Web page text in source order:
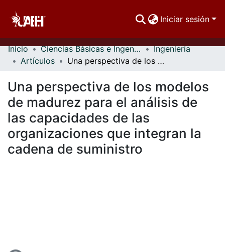
Iniciar sesión
Comunidades
Estadísticas
Inicio Ciencias Básicas e Ingeniería
Ingeniería
Artículos
Una perspectiva de los modelos de madurez para el análisis de las capacidades de las organizaciones que integran la cadena de suministro
Una perspectiva de los modelos
de madurez para el análisis de
las capacidades de las
organizaciones que integran la
cadena de suministro